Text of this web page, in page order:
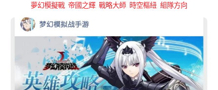
夢幻模擬戰 帝國之輝 戰略大師 時空樞紐 組隊方向